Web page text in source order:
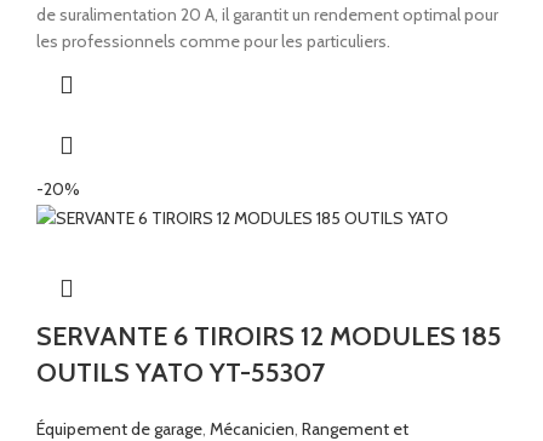
de suralimentation 20 A, il garantit un rendement optimal pour
les professionnels comme pour les particuliers.
-20%
SERVANTE 6 TIROIRS 12 MODULES 185
OUTILS YATO YT-55307
Équipement de garage Mécanicien Rangement et